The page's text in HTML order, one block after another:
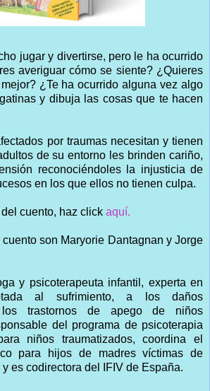
jugar y divertirse, pero le ha ocurrido
averiguar cómo se siente? ¿Quieres
¿Te ha ocurrido alguna vez algo
y dibuja las cosas que te hacen
por traumas necesitan y tienen
de su entorno les brinden cariño,
reconociéndoles la injusticia de
en los que ellos no tienen culpa.
cuento, haz click aquí.
cuento son Maryorie Dantagnan y Jorge
y psicoterapeuta infantil, experta en
al sufrimiento, a los daños
trastornos de apego de niños
del programa de psicoterapia
niños traumatizados, coordina el
para hijos de madres víctimas de
es codirectora del IFIV de España.